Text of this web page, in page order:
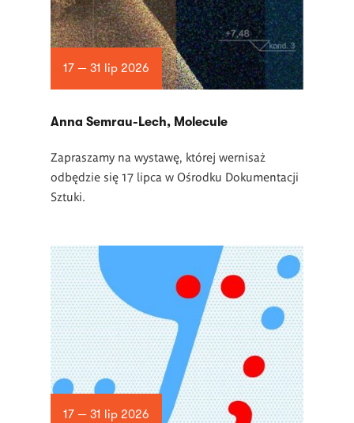
17 — 31 lip 2026
Anna Semrau-Lech, Molecule
Zapraszamy na wystawę, której wernisaż
odbędzie się 17 lipca w Ośrodku Dokumentacji
Sztuki.
17 — 31 lip 2026